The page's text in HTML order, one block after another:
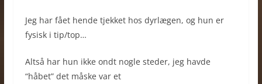
Jeg har fået hende tjekket hos dyrlægen, og hun er
fysisk i tip/top…
Altså har hun ikke ondt nogle steder, jeg havde
“håbet” det måske var et